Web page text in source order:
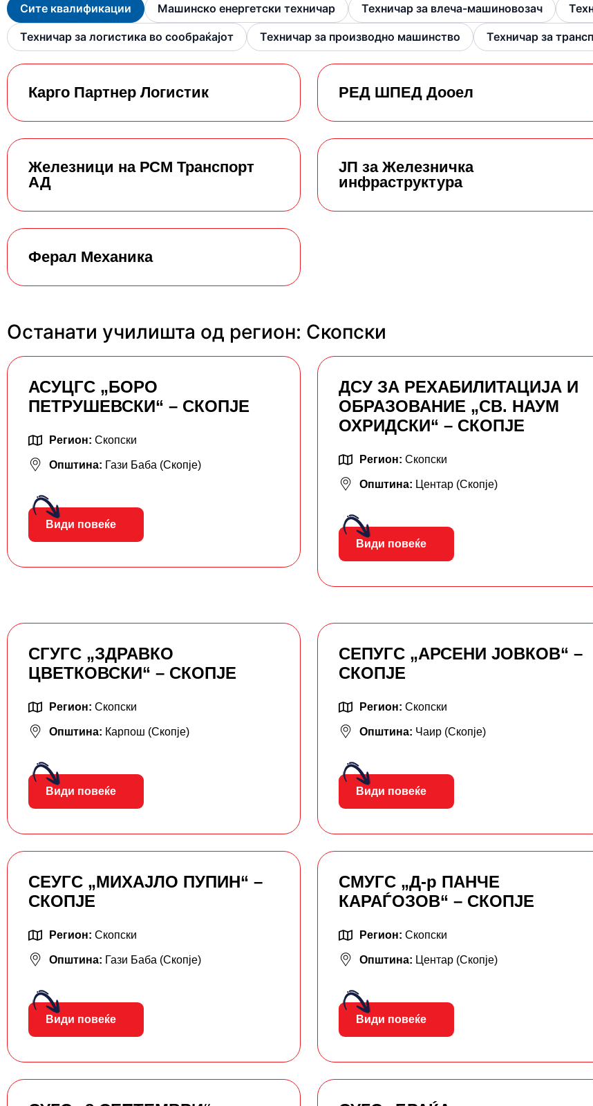
Сите квалификации Машинско енергетски техничар Техничар за влеча-машиновозач
Техничар за логистика во сообраќајот Техничар за производно машинство Техничар за
Карго Партнер Логистик РЕД ШПЕД Дооел
Железници на РСМ Транспорт
АД
ЈП за Железничка
инфраструктура
Ферал Механика
Останати училишта од регион: Скопски
АСУЦГС „БОРО
ПЕТРУШЕВСКИ“ – СКОПЈЕ
Регион: Скопски
Општина: Гази Баба (Скопје)
Види повеќе
ДСУ ЗА РЕХАБИЛИТАЦИЈА И
ОБРАЗОВАНИЕ „СВ. НАУМ
ОХРИДСКИ“ – СКОПЈЕ
Регион:Скопски
Општина: Центар (Скопје)
Види повеќе
СГУГС „ЗДРАВКО
ЦВЕТКОВСКИ“ – СКОПЈЕ
Регион: Скопски
Општина: Карпош (Скопје)
Види повеќе
СЕПУГС „АРСЕНИ ЈОВКОВ“ –
СКОПЈЕ
Регион:Скопски
Општина: Чаир (Скопје)
Види повеќе
СЕУГС „МИХАЈЛО ПУПИН“ –
СКОПЈЕ
Регион: Скопски
Општина: Гази Баба (Скопје)
Види повеќе
СМУГС „Д-р ПАНЧЕ
КАРАЃОЗОВ“ – СКОПЈЕ
Регион:Скопски
Општина: Центар (Скопје)
Види повеќе